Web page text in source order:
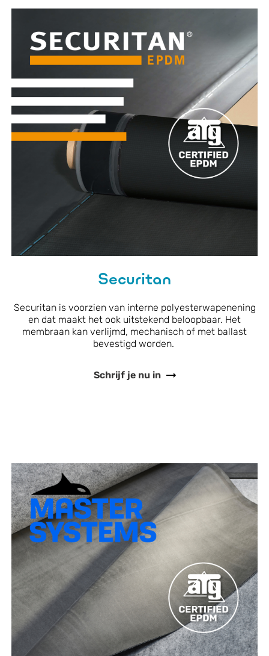
Securitan
Securitan is voorzien van interne polyesterwapenening
en dat maakt het ook uitstekend beloopbaar. Het
membraan kan verlijmd, mechanisch of met ballast
bevestigd worden.
Schrijf je nu in